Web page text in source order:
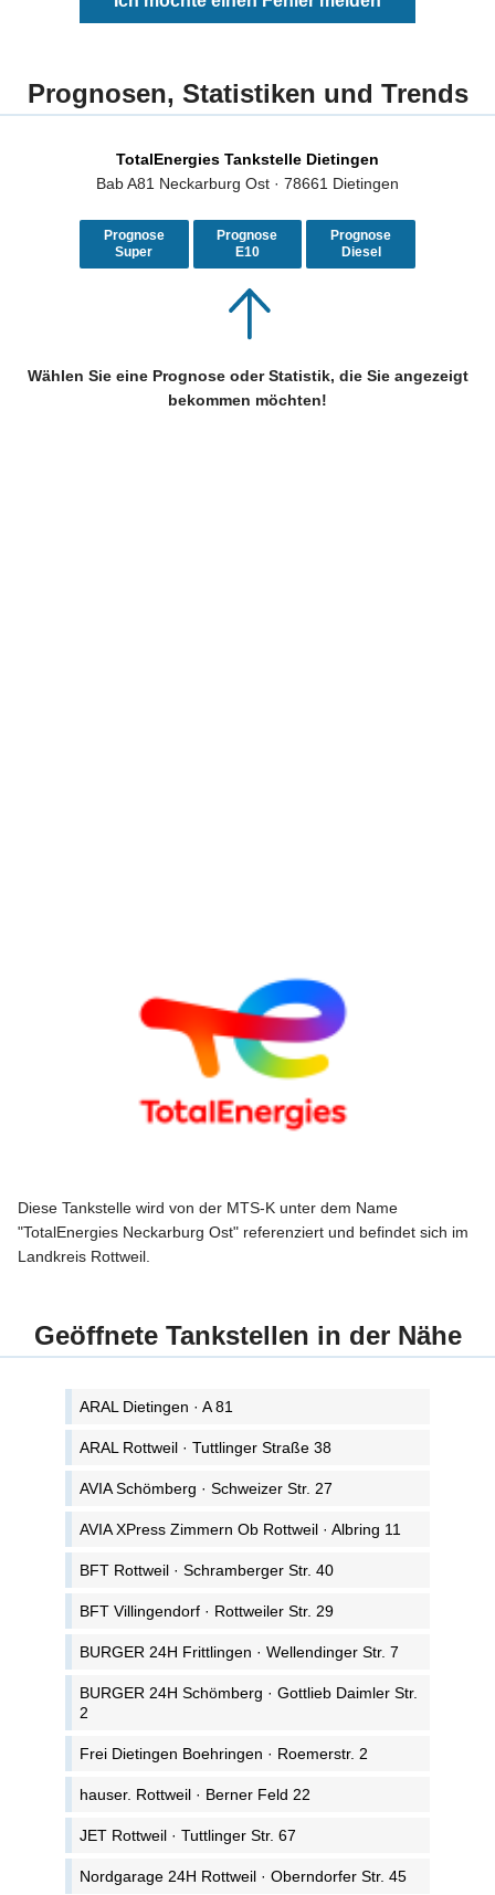
Prognosen, Statistiken und Trends
TotalEnergies Tankstelle Dietingen
Bab A81 Neckarburg Ost · 78661 Dietingen
Prognose
Super
Prognose
E10
Prognose
Diesel
Wählen Sie eine Prognose oder Statistik, die Sie angezeigt
bekommen möchten!
Diese Tankstelle wird von der MTS-K unter dem Name
"TotalEnergies Neckarburg Ost" referenziert und befindet sich im
Landkreis Rottweil.
Geöffnete Tankstellen in der Nähe
ARAL Dietingen · A 81
ARAL Rottweil · Tuttlinger Straße 38
AVIA Schömberg · Schweizer Str. 27
AVIA XPress Zimmern Ob Rottweil · Albring 11
BFT Rottweil · Schramberger Str. 40
BFT Villingendorf · Rottweiler Str. 29
BURGER 24H Frittlingen · Wellendinger Str. 7
BURGER 24H Schömberg · Gottlieb Daimler Str.
2
Frei Dietingen Boehringen · Roemerstr. 2
hauser. Rottweil · Berner Feld 22
JET Rottweil · Tuttlinger Str. 67
Nordgarage 24H Rottweil · Oberndorfer Str. 45